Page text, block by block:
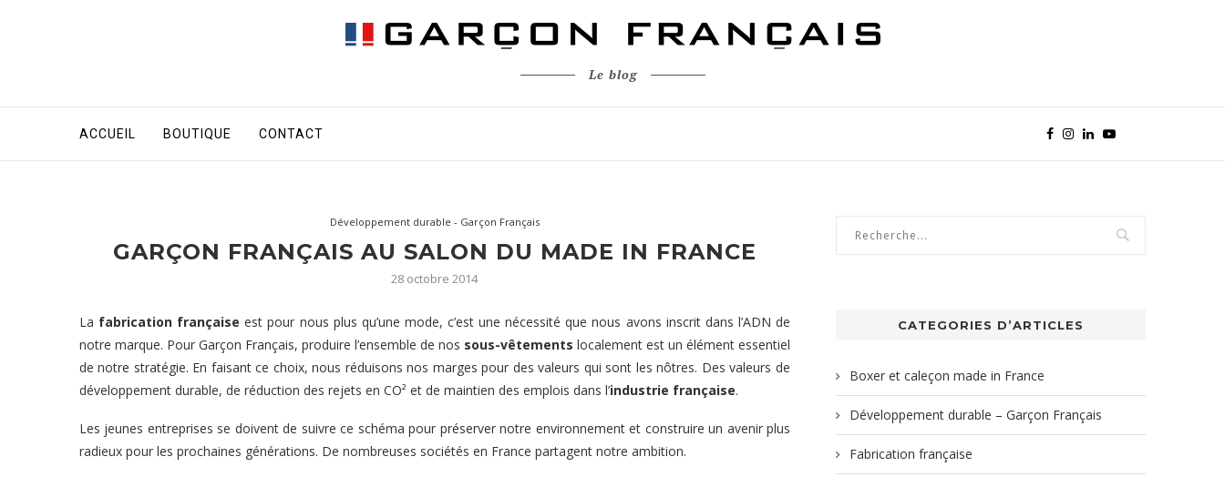
Le blog
ACCUEIL BOUTIQUE CONTACT
Développement durable - Garçon Français
GARÇON FRANÇAIS AU SALON DU MADE IN FRANCE
28 octobre 2014
La fabrication française est pour nous plus qu’une mode, c’est une nécessité que nous avons inscrit dans l’ADN de
notre marque. Pour Garçon Français, produire l’ensemble de nos sous-vêtements localement est un élément essentiel
de notre stratégie. En faisant ce choix, nous réduisons nos marges pour des valeurs qui sont les nôtres. Des valeurs de
développement durable, de réduction des rejets en CO² et de maintien des emplois dans l’industrie française.
Les jeunes entreprises se doivent de suivre ce schéma pour préserver notre environnement et construire un avenir plus
radieux pour les prochaines générations. De nombreuses sociétés en France partagent notre ambition.
CATEGORIES D’ARTICLES
Boxer et caleçon made in France
Développement durable – Garçon Français
Fabrication française